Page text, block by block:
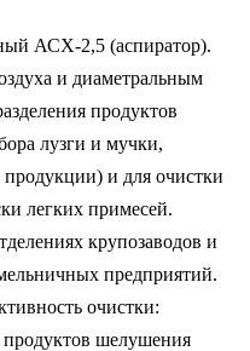
АСХ-2,5 (аспиратор).
и диаметральным
продуктов
лузги и мучки,
продукции) и для очистки
легких примесей.
крупозаводов и
предприятий.
очистки:
продуктов шелушения